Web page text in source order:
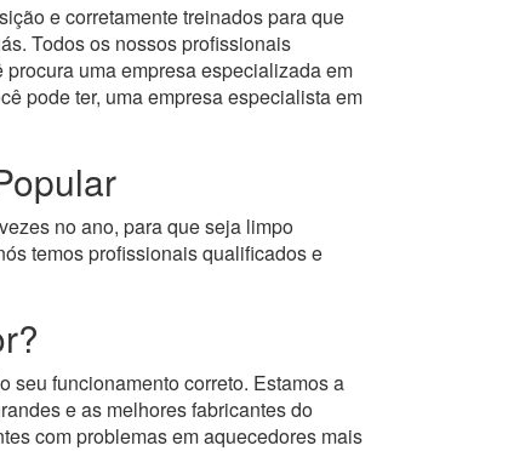
e corretamente treinados para que
Todos os nossos profissionais
uma empresa especializada em
pode ter, uma empresa especialista em
no ano, para que seja limpo
temos profissionais qualificados e
seu funcionamento correto. Estamos a
e as melhores fabricantes do
com problemas em aquecedores mais